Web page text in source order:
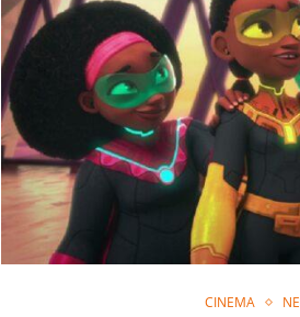
CINEMA